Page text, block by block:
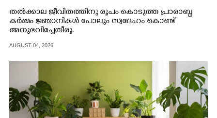
തൽക്കാല ജീവിതത്തിനു രൂപം കൊടുത്ത പ്രാരാബ്ധ
കർമ്മം ജ്ഞാനികൾ പോലും സ്വദേഹം കൊണ്ട്
അനുഭവിച്ചേതീരൂ.
AUGUST 04, 2026